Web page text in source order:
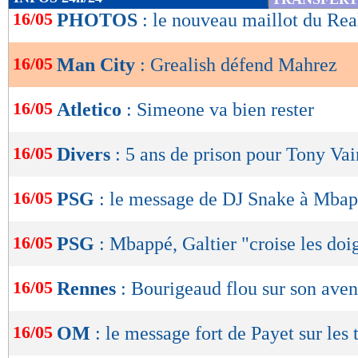
de
OK
16/05 PHOTOS : le nouveau maillot du
16/05 Man City : Grealish défend Mahrez
16/05 Atletico : Simeone va bien rester
16/05 Divers : 5 ans de prison pour Tony
16/05 PSG : le message de DJ Snake à
16/05 PSG : Mbappé, Galtier "croise les
16/05 Rennes : Bourigeaud flou sur son
16/05 OM : le message fort de Payet sur les